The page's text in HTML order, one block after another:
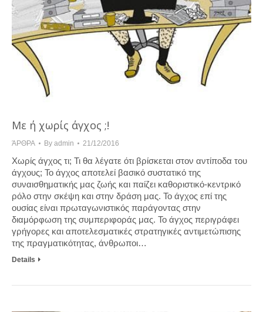
Με ή χωρίς άγχος ;!
ΆΡΘΡΑ By admin 21/12/2016
Χωρίς άγχος τι; Τι θα λέγατε ότι βρίσκεται στον αντίποδα του
άγχους; Το άγχος αποτελεί βασικό συστατικό της
συναισθηματικής μας ζωής και παίζει καθοριστικό-κεντρικό
ρόλο στην σκέψη και στην δράση μας. Το άγχος επί της
ουσίας είναι πρωταγωνιστικός παράγοντας στην
διαμόρφωση της συμπεριφοράς μας. Το άγχος περιγράφει
γρήγορες και αποτελεσματικές στρατηγικές αντιμετώπισης
της πραγματικότητας, άνθρωποι…
Details